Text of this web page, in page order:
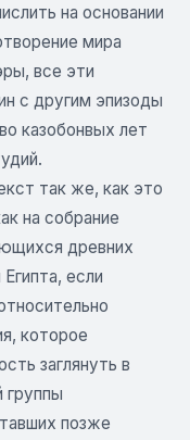
на основании
мира
все эти
с другим эпизоды
казобонвых лет
так же, как это
на собрание
древних
если
которое
заглянуть в
позже